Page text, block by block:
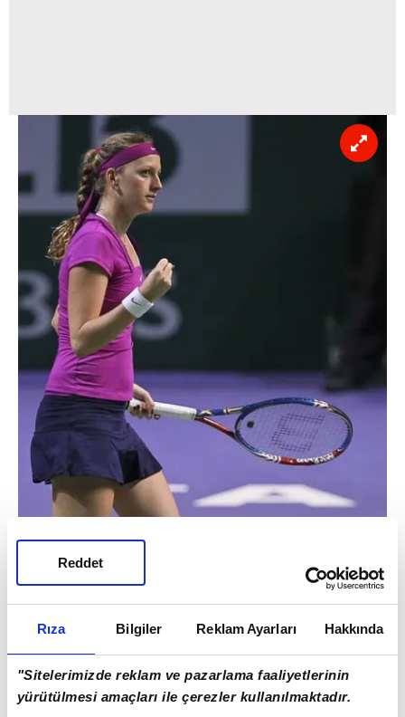
Rıza Bilgiler Reklam Ayarları Hakkında
"Sitelerimizde reklam ve pazarlama faaliyetlerinin
yürütülmesi amaçları ile çerezler kullanılmaktadır.
Reddet